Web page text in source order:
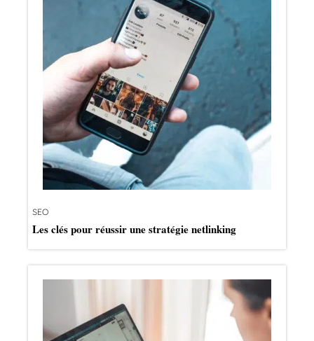
SEO
Les clés pour réussir une stratégie netlinking